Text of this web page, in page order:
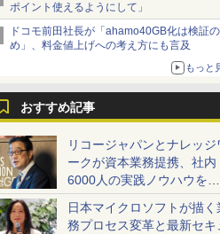
ポイント使えるようにして」
ドコモ前田社長が「ahamo40GB化は検証
め」、料金値上げへの考え方にも言及
もっと
おすすめ記事
リコージャパンとナレッジ
ークが資本業務提携、社内
6000人の実践ノウハウを生
かした「AI商談記録 for
RICOH」を展開へ
日本マイクロソフトが描く
務プロセス変革と最新セキ